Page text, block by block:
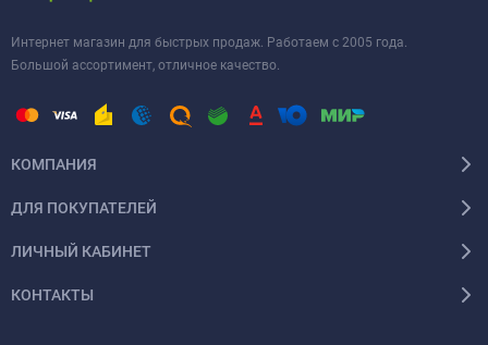
Интернет магазин для быстрых продаж. Работаем с 2005 года.
Большой ассортимент, отличное качество.
КОМПАНИЯ
ДЛЯ ПОКУПАТЕЛЕЙ
ЛИЧНЫЙ КАБИНЕТ
КОНТАКТЫ